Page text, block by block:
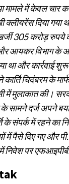
मामले में केवल चार
क्लीयरेंस दिया गया
305 करोड़ रुपये
आयकर विभाग के
था और कार्रवाई
कार्ति चिदंबरम के
में मुलाकात की।
सामने दर्ज अपने
के संपर्क में रहने का
में पैसे दिए गए और
निवेश पर